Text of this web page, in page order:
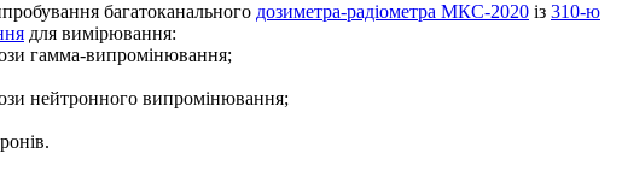
багатоканального дозиметра-радіометра МКС-2020 із 310-ю
для вимірювання:
гамма-випромінювання;
нейтронного випромінювання;